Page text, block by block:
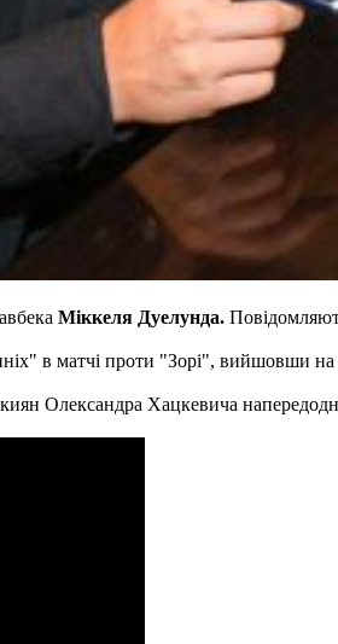
Міккеля Дуелунда.
в матчі проти "Зорі", вийшовши
киян Олександра Хацкевича